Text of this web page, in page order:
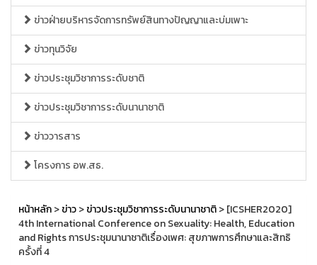
ข่าวฝ่ายบริหารจัดการทรัพย์สินทางปัญญาและบ่มเพาะ
ข่าวทุนวิจัย
ข่าวประชุมวิชาการระดับชาติ
ข่าวประชุมวิชาการระดับนานาชาติ
ข่าววารสาร
โครงการ อพ.สธ.
หน้าหลัก>ข่าว>ข่าวประชุมวิชาการระดับนานาชาติ> [ICSHER2020]
4th International Conference on Sexuality: Health, Education
and Rights การประชุมนานาชาติเรื่องเพศ: สุขภาพการศึกษาและสิทธิ
ครั้งที่ 4